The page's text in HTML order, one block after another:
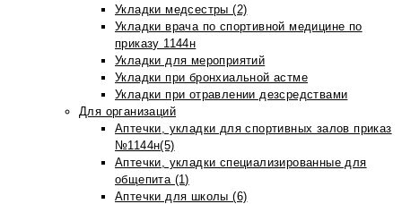
Укладки медсестры (2)
Укладки врача по спортивной медицине по
приказу 1144н
Укладки для мероприятий
Укладки при бронхиальной астме
Укладки при отравлении дезсредствами
Для организаций
Аптечки, укладки для спортивных залов приказ
№1144н(5)
Аптечки, укладки специализированные для
общепита (1)
Аптечки для школы (6)